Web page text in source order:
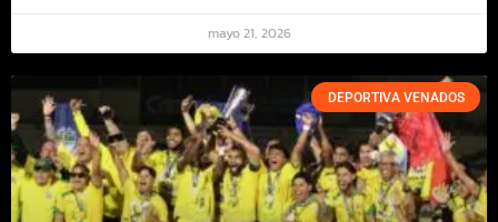
mayo 21, 2026
DEPORTIVA VENADOS